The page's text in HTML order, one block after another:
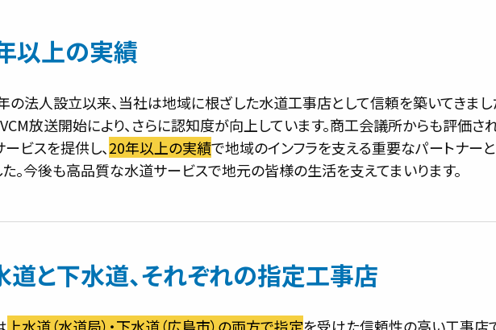
以上の実績
の法人設立以来、当社は地域に根ざした水道工事店として信頼を築いてきまし
放送開始により、さらに認知度が向上しています。商工会議所からも評価さ
ビスを提供し、20年以上の実績で地域のインフラを支える重要なパートナー
。今後も高品質な水道サービスで地元の皆様の生活を支えてまいります。
と下水道、それぞれの指定工事店